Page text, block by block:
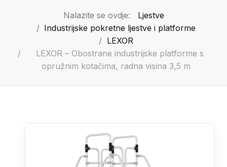
Nalazite se ovdje:
Ljestve
Industrijske pokretne ljestve i platforme
LEXOR
LEXOR – Obostrane industrijske platforme s
opružnim kotačima, radna visina 3,5 m